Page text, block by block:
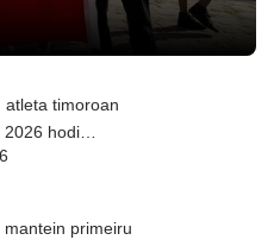
atleta timoroan
2026 hodi
mantein primeiru